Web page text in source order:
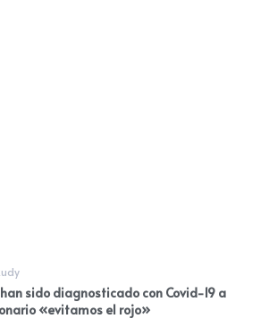
sido diagnosticado con Covid-19 a
«evitamos el rojo»